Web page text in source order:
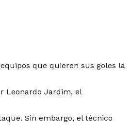
que quieren sus goles la
Leonardo Jardim, el
Sin embargo, el técnico